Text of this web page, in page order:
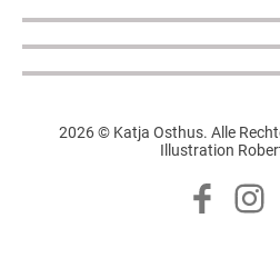
2026 © Katja Osthus. Alle
Illustration